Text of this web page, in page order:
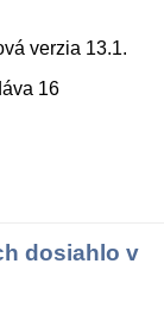
verzia 13.1.
16
dosiahlo v